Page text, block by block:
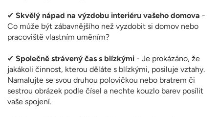
✔ Skvělý nápad na výzdobu interiéru vašeho domova -
Co může být zábavnějšího než vyzdobit si domov nebo
pracoviště vlastním uměním?
✔ Společně strávený čas s blízkými - Je prokázáno, že
jakákoli činnost, kterou děláte s blízkými, posiluje vztahy.
Namalujte se svou druhou polovičkou nebo bratrem či
sestrou obrázek podle čísel a nechte kouzlo barev posílit
vaše spojení.